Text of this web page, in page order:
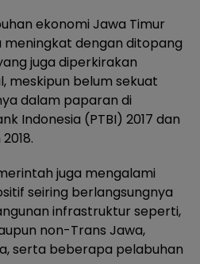
ekonomi Jawa Timur
dengan ditopang
juga diperkirakan
meskipun belum sekuat
dalam paparan di
Indonesia (PTBI) 2017 dan
juga mengalami
seiring berlangsungnya
infrastruktur seperti,
non-Trans Jawa,
serta beberapa pelabuhan